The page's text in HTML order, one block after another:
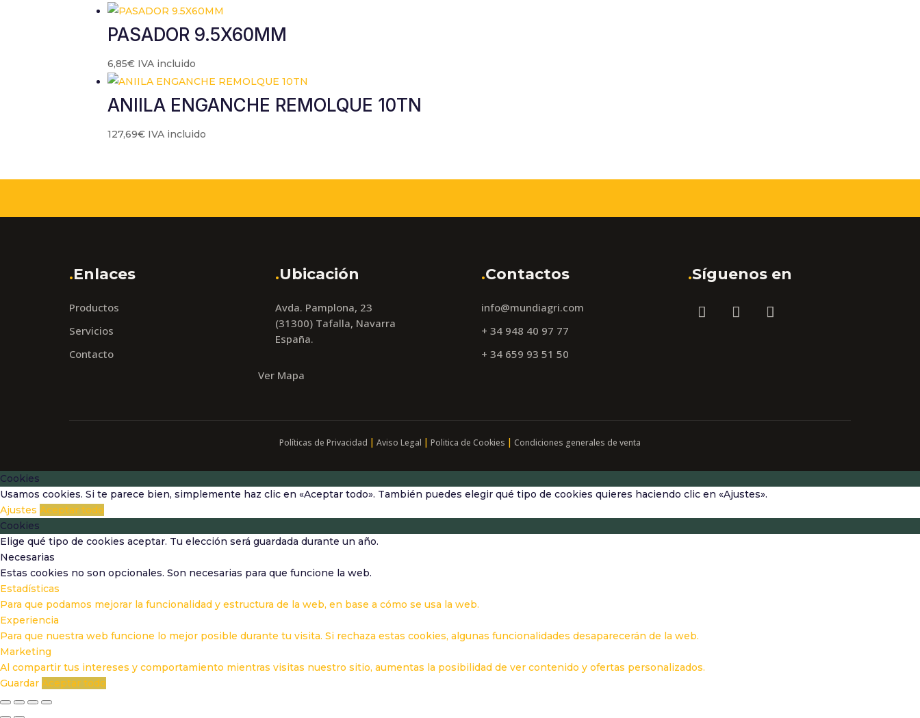
PASADOR 9.5X60MM
6,85€ IVA incluido
ANIILA ENGANCHE REMOLQUE 10TN
127,69€ IVA incluido
.Enlaces
Productos
Servicios
Contacto
.Ubicación
Avda. Pamplona, 23
(31300) Tafalla, Navarra
España.
Ver Mapa
.Contactos
info@mundiagri.com
+ 34 948 40 97 77
+ 34 659 93 51 50
.Síguenos en
Políticas de Privacidad | Aviso Legal | Politica de Cookies | Condiciones generales de venta
Cookies
Usamos cookies. Si te parece bien, simplemente haz clic en «Aceptar todo». También puedes elegir qué tipo de cookies quieres haciendo clic en «Ajustes».
Ajustes Aceptar todo
Cookies
Elige qué tipo de cookies aceptar. Tu elección será guardada durante un año.
Necesarias
Estas cookies no son opcionales. Son necesarias para que funcione la web.
Estadísticas
Para que podamos mejorar la funcionalidad y estructura de la web, en base a cómo se usa la web.
Experiencia
Para que nuestra web funcione lo mejor posible durante tu visita. Si rechaza estas cookies, algunas funcionalidades desaparecerán de la web.
Marketing
Al compartir tus intereses y comportamiento mientras visitas nuestro sitio, aumentas la posibilidad de ver contenido y ofertas personalizados.
Guardar Aceptar todo